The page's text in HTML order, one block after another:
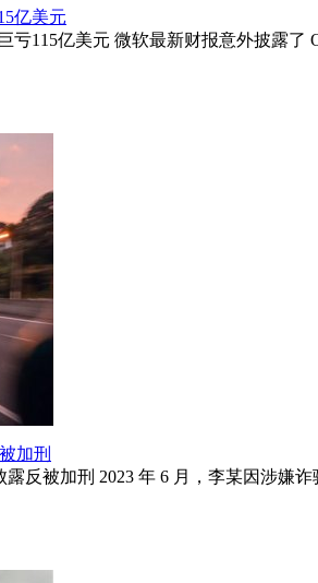
亿美元
亏115亿美元 微软最新财报意外披露
加刑
反被加刑 2023 年 6 月，李某因涉